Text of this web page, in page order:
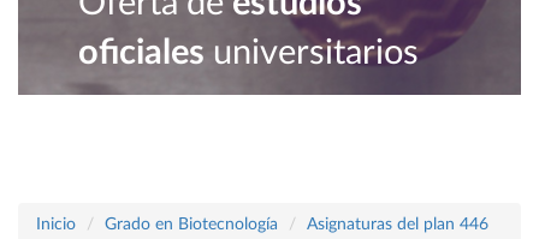
oficiales universitarios
Inicio Grado en Biotecnología
Asignaturas del plan 446